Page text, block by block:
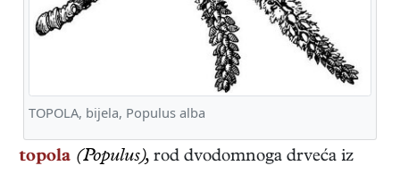
TOPOLA, bijela, Populus alba
topola (Populus), rod dvodomnoga drveća iz